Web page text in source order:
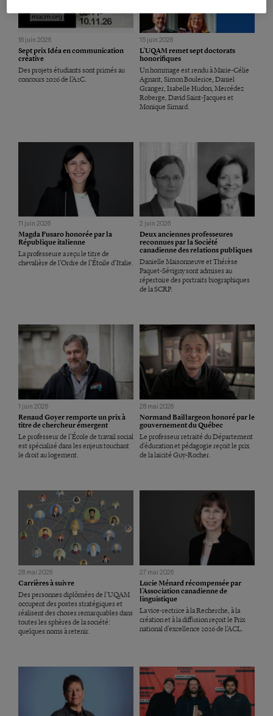
16 juin 2026
Sept prix Idéa en communication
créative
Des projets étudiants sont primés au
concours 2026 de l’A2C.
15 juin 2026
L’UQAM remet sept doctorats
honorifiques
Un hommage est rendu à Marie-Célie
Agnant, Simon Boulerice, Daniel
Granger, Isabelle Hudon, Mercédez
Roberge, David Saint-Jacques et
Monique Simard.
11 juin 2026
Magda Fusaro honorée par la
République italienne
La professeure a reçu le titre de
chevalière de l’Ordre de l’Étoile d’Italie.
2 juin 2026
Deux anciennes professeures
reconnues par la Société
canadienne des relations publiques
Danielle Maisonneuve et Thérèse
Paquet-Sévigny sont admises au
répertoire des portraits biographiques
de la SCRP.
1 juin 2026
Renaud Goyer remporte un prix à
titre de chercheur émergent
Le professeur de l’École de travail social
est spécialisé dans les enjeux touchant
le droit au logement.
28 mai 2026
Normand Baillargeon honoré par le
gouvernement du Québec
Le professeur retraité du Département
d’éducation et pédagogie reçoit le prix
de la laïcité Guy-Rocher.
28 mai 2026
Carrières à suivre
Des personnes diplômées de l’UQAM
occupent des postes stratégiques et
réalisent des choses remarquables dans
toutes les sphères de la société:
quelques noms à retenir.
27 mai 2026
Lucie Ménard récompensée par
l’Association canadienne de
linguistique
La vice-rectrice à la Recherche, à la
création et à la diffusion reçoit le Prix
national d’excellence 2026 de l’ACL.